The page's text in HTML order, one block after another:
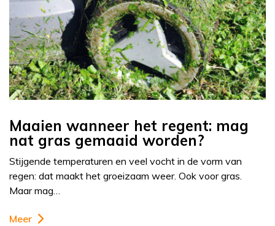
Maaien wanneer het regent: mag
nat gras gemaaid worden?
Stijgende temperaturen en veel vocht in de vorm van
regen: dat maakt het groeizaam weer. Ook voor gras.
Maar mag…
Meer